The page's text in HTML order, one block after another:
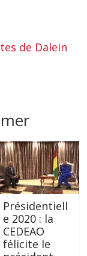
de Dalein
Présidentiell
e 2020 : la
CEDEAO
félicite le